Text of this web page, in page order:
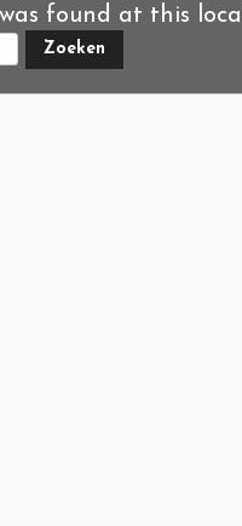
found at this